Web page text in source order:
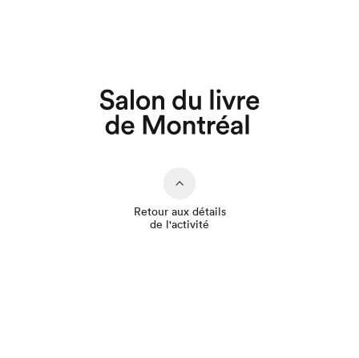
Retour aux détails
de l'activité